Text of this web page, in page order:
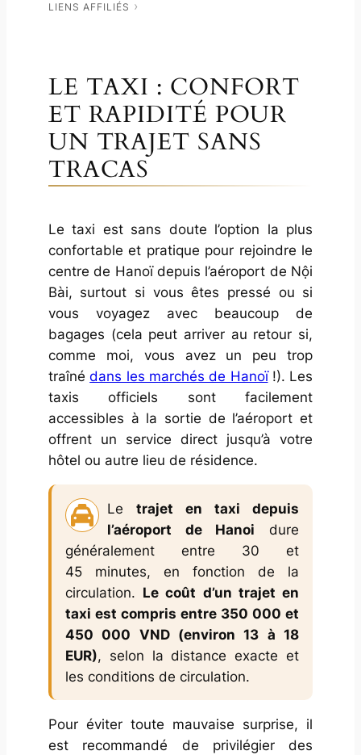
LIENS AFFILIÉS
LE TAXI : CONFORT
ET RAPIDITÉ POUR
UN TRAJET SANS
TRACAS
Le taxi est sans doute l’option la plus
confortable et pratique pour rejoindre le
centre de Hanoï depuis l’aéroport de Nội
Bài, surtout si vous êtes pressé ou si
vous voyagez avec beaucoup de
bagages (cela peut arriver au retour si,
comme moi, vous avez un peu trop
traînédans les marchés de Hanoï!). Les
taxis officiels sont facilement
accessibles à la sortie de l’aéroport et
offrent un service direct jusqu’à votre
hôtel ou autre lieu de résidence.
Le trajet en taxi depuis
l’aéroport de Hanoi dure
généralement entre 30 et
45 minutes, en fonction de la
circulation. Le coût d’un trajet en
taxi est compris entre 350 000 et
450 000 VND (environ 13 à 18
EUR), selon la distance exacte et
les conditions de circulation.
Pour éviter toute mauvaise surprise, il
est recommandé de privilégier des